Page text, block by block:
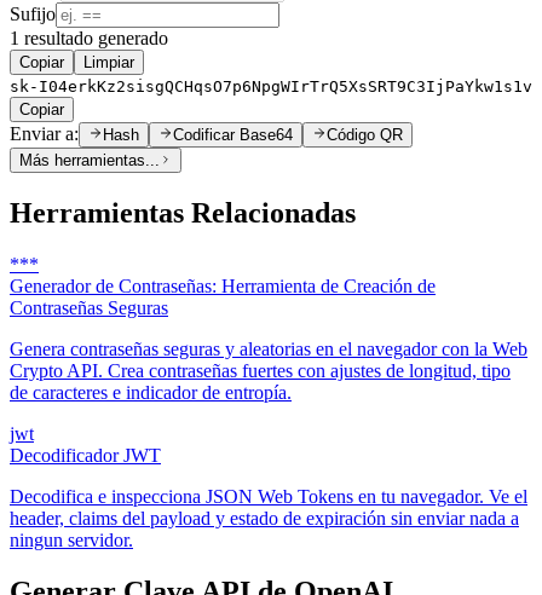
Sufijo
1 resultado generado
Copiar
Limpiar
sk-I04erkKz2sisgQCHqsO7p6NpgWIrTrQ5XsSRT9C3IjPaYkw1s1v
Copiar
Enviar a: Hash Codificar Base64
Código QR
Más herramientas...
Herramientas Relacionadas
***
Generador de Contraseñas: Herramienta de Creación de
Contraseñas Seguras
Genera contraseñas seguras y aleatorias en el navegador con la Web
Crypto API. Crea contraseñas fuertes con ajustes de longitud, tipo
de caracteres e indicador de entropía.
jwt
Decodificador JWT
Decodifica e inspecciona JSON Web Tokens en tu navegador. Ve el
header, claims del payload y estado de expiración sin enviar nada a
ningun servidor.